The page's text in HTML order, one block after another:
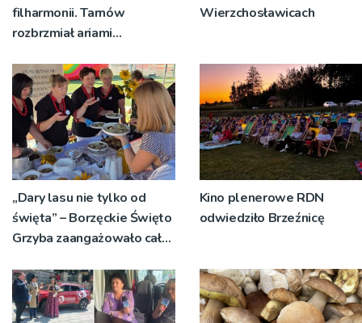
filharmonii. Tarnów
rozbrzmiał ariami
Wierzchosławicach
„Dary lasu nie tylko od
święta” – Borzęckie Święto
Grzyba zaangażowało całe
Kino plenerowe RDN
odwiedziło Brzeźnicę